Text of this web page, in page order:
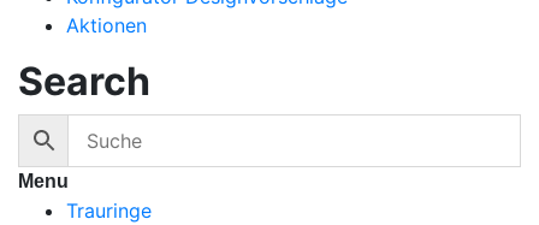
Aktionen
Search
Menu
Trauringe